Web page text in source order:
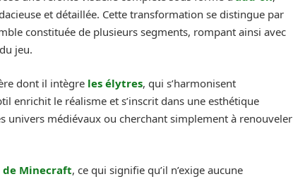
et détaillée. Cette transformation se distingue par
constituée de plusieurs segments, rompant ainsi avec
jeu.
dont il intègre les élytres, qui s’harmonisent
enrichit le réalisme et s’inscrit dans une esthétique
univers médiévaux ou cherchant simplement à renouveler
Minecraft, ce qui signifie qu’il n’exige aucune